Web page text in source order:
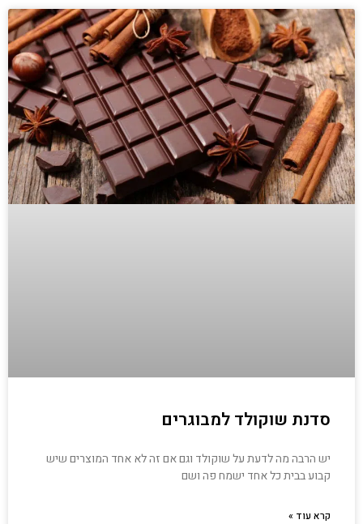
סדנת שוקולד למבוגרים
יש הרבה מה לדעת על שוקולד וגם אם זה לא אחד המוצרים שיש
קבוע בבית כל אחד ישמח פה ושם
קרא עוד »